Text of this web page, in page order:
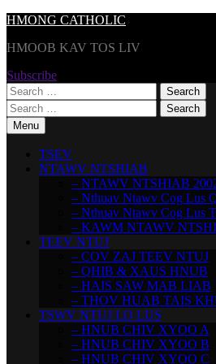
Skip
content
HMONG CATHOLIC
HMOOB KAV TOS LIV
Subscribe
Search
for:
Search
for:Menu
TSEV
NTAWV NTSHIAB
– NTAWV NTSHIAB
– Nthuav Ntawv Cog Lus
– Nthuav Ntawv Cog Lus
– KAWM NTAWV
TEEV NTUJ
– COV ZAJ TEEV NTUJ
– QHIB & XAUS HNUB
– HAIS SAW MAB LIAB
– THOV HUAB TAIS
TSWV NTUJ LO LUS
– HNUB CHIV XYOO A
– HNUB CHIV XYOO B
– HNUB CHIV XYOO C